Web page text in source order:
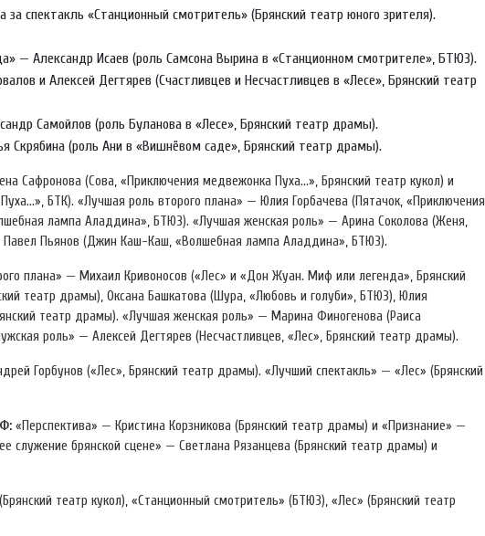
за спектакль «Станционный смотритель» (Брянский театр юного зрителя).
— Александр Исаев (роль Самсона Вырина в «Станционном смотрителе», БТЮЗ).
и Алексей Дегтярев (Счастливцев и Несчастливцев в «Лесе», Брянский театр
Самойлов (роль Буланова в «Лесе», Брянский театр драмы).
Скрябина (роль Ани в «Вишнёвом саде», Брянский театр драмы).
Сафронова (Сова, «Приключения медвежонка Пуха…», Брянский театр кукол) и
БТК). «Лучшая роль второго плана» — Юлия Горбачева (Пятачок, «Приключения
лампа Аладдина», БТЮЗ). «Лучшая женская роль» — Арина Соколова (Женя,
Пьянов (Джин Каш-Каш, «Волшебная лампа Аладдина», БТЮЗ).
плана» — Михаил Кривоносов («Лес» и «Дон Жуан. Миф или легенда», Брянский
театр драмы), Оксана Башкатова (Шура, «Любовь и голуби», БТЮЗ), Юлия
театр драмы). «Лучшая женская роль» — Марина Финогенова (Раиса
роль» — Алексей Дегтярев (Несчастливцев, «Лес», Брянский театр драмы).
Горбунов («Лес», Брянский театр драмы). «Лучший спектакль» — «Лес» (Брянский
«Перспектива» — Кристина Корзникова (Брянский театр драмы) и «Признание» —
служение брянской сцене» — Светлана Рязанцева (Брянский театр драмы) и
театр кукол), «Станционный смотритель» (БТЮЗ), «Лес» (Брянский театр